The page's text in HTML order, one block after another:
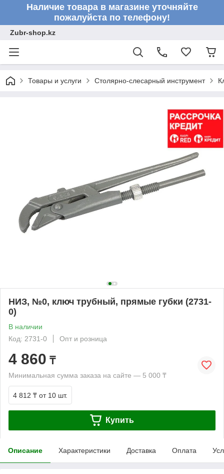
Наличие товара в магазине уточняйте
пожалуйста по телефону!
Zubr-shop.kz
Товары и услуги Столярно-слесарный инструмент
НИЗ, №0, ключ трубный, прямые губки (2731-
0)
В наличии
Код: 2731-0
Опт и розница
4 860 ₸
Минимальная сумма заказа на сайте — 5 000 ₸
4 812 ₸ от 10 шт.
Купить
Описание Характеристики Доставка Оплата